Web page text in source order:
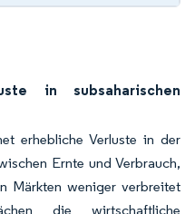
in subsaharischen
erhebliche Verluste in der
Ernte und Verbrauch,
Märkten weniger verbreitet
die wirtschaftliche